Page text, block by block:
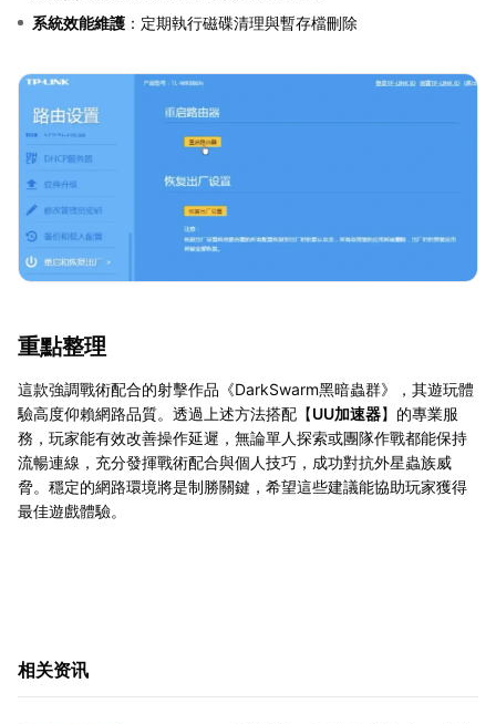
系統效能維護 ：定期執行磁碟清理與暫存檔刪除
重點整理
這款強調戰術配合的射擊作品《DarkSwarm黑暗蟲群》，其遊玩體
驗高度仰賴網路品質。透過上述方法搭配【UU加速器】的專業服
務，玩家能有效改善操作延遲，無論單人探索或團隊作戰都能保持
流暢連線，充分發揮戰術配合與個人技巧，成功對抗外星蟲族威
脅。穩定的網路環境將是制勝關鍵，希望這些建議能協助玩家獲得
最佳遊戲體驗。
相关资讯